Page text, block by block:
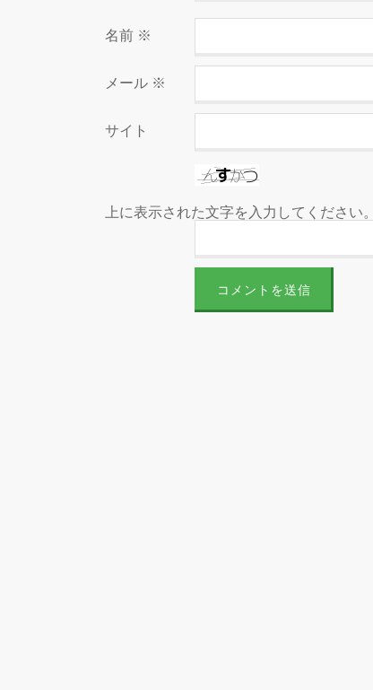
名前 ※
メール ※
サイト
上に表示された文字を入力してください。